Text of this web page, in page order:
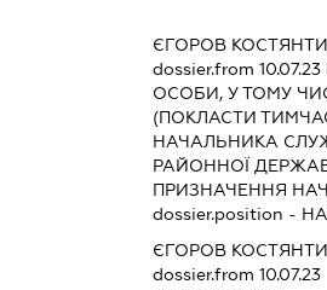
ЄГОРОВ
dossier.from 10.07.23
ОСОБИ, У ТОМУ
(ПОКЛАСТИ
НАЧАЛЬНИКА
РАЙОННОЇ
ПРИЗНАЧЕННЯ
dossier.position -
ЄГОРОВ
dossier.from 10.07.23